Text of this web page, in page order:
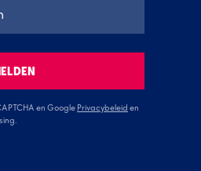
en Google Privacybeleid en